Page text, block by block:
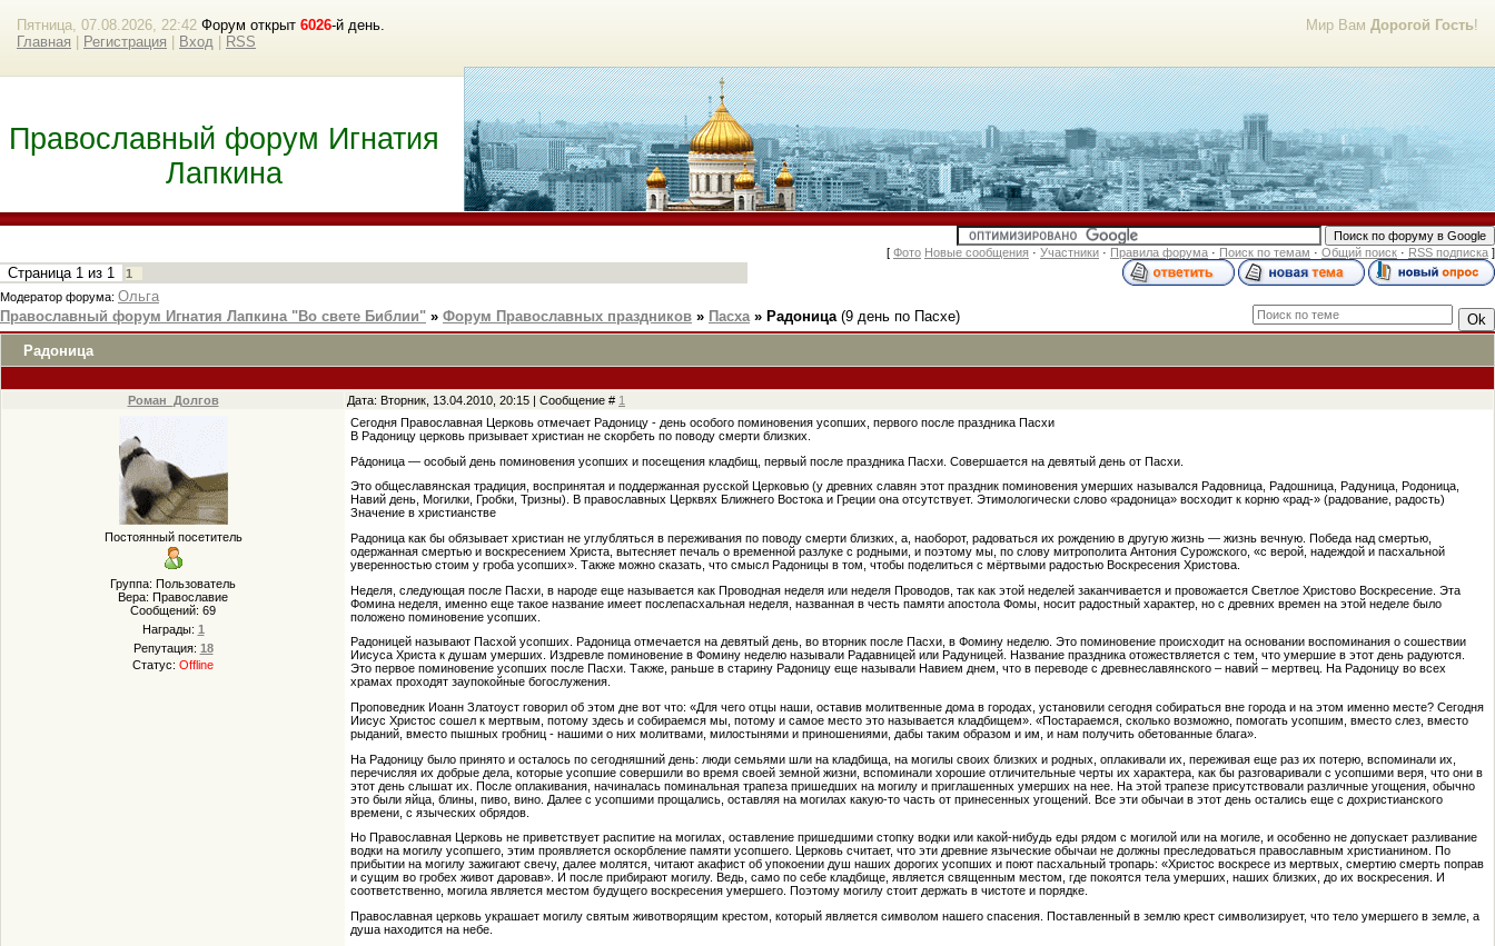
Мир Вам Дорогой Гость!
Пятница, 07.08.2026, 22:42 Форум открыт 6026-й день.
Главная
Регистрация Вход RSS
Православный форум Игнатия
Лапкина
[ Фото Новые сообщения · Участники · Правила форума · Поиск по темам · Общий поиск · RSS подписка ]
Страница 1 из 1
1
Модератор форума: Ольга
Православный форум Игнатия Лапкина "Во свете Библии" » Форум Православных праздников » Пасха » Радоница (9 день по Пасхе)
Радоница
Роман_Долгов Дата: Вторник, 13.04.2010, 20:15 | Сообщение # 1
Постоянный посетитель
Группа: Пользователь
Вера: Православие
Сообщений: 69
Награды: 1
Репутация: 18
Статус: Offline
Сегодня Православная Церковь отмечает Радоницу - день особого поминовения усопших, первого после праздника Пасхи
В Радоницу церковь призывает христиан не скорбеть по поводу смерти близких.
Ра́доница — особый день поминовения усопших и посещения кладбищ, первый после праздника Пасхи. Совершается на девятый день от Пасхи.
Это общеславянская традиция, воспринятая и поддержанная русской Церковью (у древних славян этот праздник поминовения умерших назывался Радовница, Радошница, Радуница, Родоница,
Навий день, Могилки, Гробки, Тризны). В православных Церквях Ближнего Востока и Греции она отсутствует. Этимологически слово «радоница» восходит к корню «рад-» (радование, радость)
Значение в христианстве
Радоница как бы обязывает христиан не углубляться в переживания по поводу смерти близких, а, наоборот, радоваться их рождению в другую жизнь — жизнь вечную. Победа над смертью,
одержанная смертью и воскресением Христа, вытесняет печаль о временной разлуке с родными, и поэтому мы, по слову митрополита Антония Сурожского, «с верой, надеждой и пасхальной
уверенностью стоим у гроба усопших». Также можно сказать, что смысл Радоницы в том, чтобы поделиться с мёртвыми радостью Воскресения Христова.
Неделя, следующая после Пасхи, в народе еще называется как Проводная неделя или неделя Проводов, так как этой неделей заканчивается и провожается Светлое Христово Воскресение. Эта
Фомина неделя, именно еще такое название имеет послепасхальная неделя, названная в честь памяти апостола Фомы, носит радостный характер, но с древних времен на этой неделе было
положено поминовение усопших.
Радоницей называют Пасхой усопших. Радоница отмечается на девятый день, во вторник после Пасхи, в Фомину неделю. Это поминовение происходит на основании воспоминания о сошествии
Иисуса Христа к душам умерших. Издревле поминовение в Фомину неделю называли Радавницей или Радуницей. Название праздника отожествляется с тем, что умершие в этот день радуются.
Это первое поминовение усопших после Пасхи. Также, раньше в старину Радоницу еще называли Навием днем, что в переводе с древнеславянского – навий – мертвец. На Радоницу во всех
храмах проходят заупокойные богослужения.
Проповедник Иоанн Златоуст говорил об этом дне вот что: «Для чего отцы наши, оставив молитвенные дома в городах, установили сегодня собираться вне города и на этом именно месте? Сегодня
Иисус Христос сошел к мертвым, потому здесь и собираемся мы, потому и самое место это называется кладбищем». «Постараемся, сколько возможно, помогать усопшим, вместо слез, вместо
рыданий, вместо пышных гробниц - нашими о них молитвами, милостынями и приношениями, дабы таким образом и им, и нам получить обетованные блага».
На Радоницу было принято и осталось по сегодняшний день: люди семьями шли на кладбища, на могилы своих близких и родных, оплакивали их, переживая еще раз их потерю, вспоминали их,
перечисляя их добрые дела, которые усопшие совершили во время своей земной жизни, вспоминали хорошие отличительные черты их характера, как бы разговаривали с усопшими веря, что они в
этот день слышат их. После оплакивания, начиналась поминальная трапеза пришедших на могилу и приглашенных умерших на нее. На этой трапезе присутствовали различные угощения, обычно
это были яйца, блины, пиво, вино. Далее с усопшими прощались, оставляя на могилах какую-то часть от принесенных угощений. Все эти обычаи в этот день остались еще с дохристианского
времени, с языческих обрядов.
Но Православная Церковь не приветствует распитие на могилах, оставление пришедшими стопку водки или какой-нибудь еды рядом с могилой или на могиле, и особенно не допускает разливание
водки на могилу усопшего, этим проявляется оскорбление памяти усопшего. Церковь считает, что эти древние языческие обычаи не должны преследоваться православным христианином. По
прибытии на могилу зажигают свечу, далее молятся, читают акафист об упокоении душ наших дорогих усопших и поют пасхальный тропарь: «Христос воскресе из мертвых, смертию смерть поправ
и сущим во гробех живот даровав». И после прибирают могилу. Ведь, само по себе кладбище, является священным местом, где покоятся тела умерших, наших близких, до их воскресения. И
соответственно, могила является местом будущего воскресения умершего. Поэтому могилу стоит держать в чистоте и порядке.
Православная церковь украшает могилу святым животворящим крестом, который является символом нашего спасения. Поставленный в землю крест символизирует, что тело умершего в земле, а
душа находится на небе.